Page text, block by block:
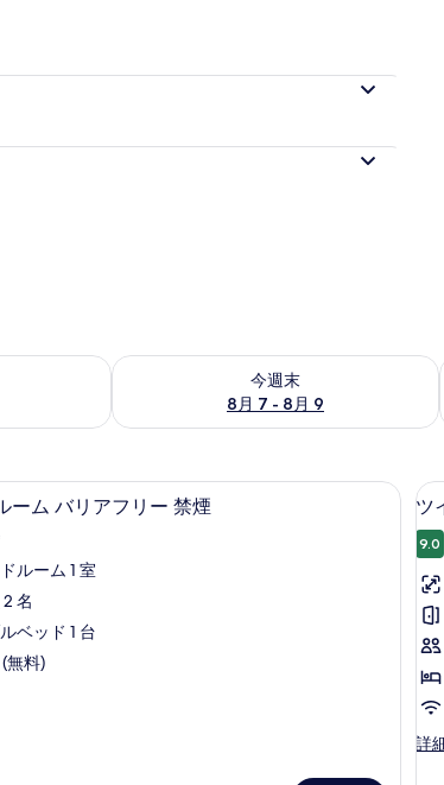
況をチェック
今週末
8月 7 - 8月 9
今週末 8月 7 - 8月 9 の空室状況をチェ
料) ダブルルーム バリアフリー 禁煙 | 高
ーム バリアフリー 禁煙
ルーム 1 室
名
ベッド 1 台
無料)
ツ
イ
ン
ル
ー
ム
禁
煙
の
ツ
9.0
詳
ツ